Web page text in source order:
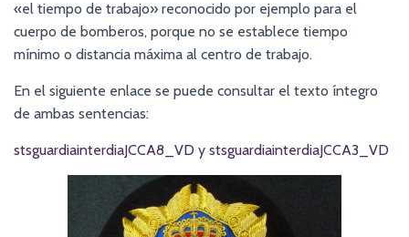
«el tiempo de trabajo» reconocido por ejemplo para el
cuerpo de bomberos, porque no se establece tiempo
mínimo o distancia máxima al centro de trabajo.
En el siguiente enlace se puede consultar el texto íntegro
de ambas sentencias:
stsguardiainterdiaJCCA8_VD y stsguardiainterdiaJCCA3_VD